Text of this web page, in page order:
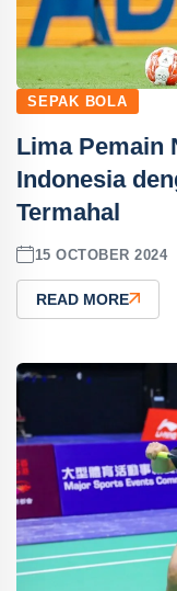
SEPAK BOLA
Lima Pemain
Indonesia
Termahal
15 OCTOBER 2024
READ MORE